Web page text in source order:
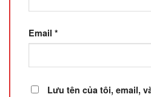
Email *
Lưu tên của tôi, email,